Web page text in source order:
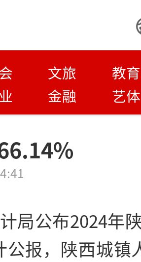
文旅 教育
金融 艺体
局公布2024年
报，陕西城镇